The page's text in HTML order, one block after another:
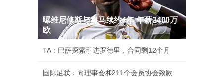
曝维尼修斯与皇马续约4年 年薪2400万
欧
TA：巴萨探索引进罗德里，合同剩12个月
国际足联：向理事会和211个会员协会致歉